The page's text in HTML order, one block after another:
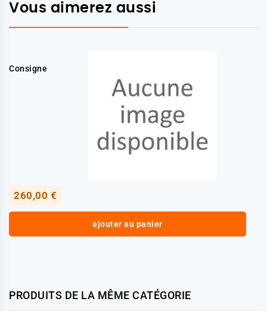
Vous aimerez aussi
Consigne
260,00 €
ajouter au panier
PRODUITS DE LA MÊME CATÉGORIE